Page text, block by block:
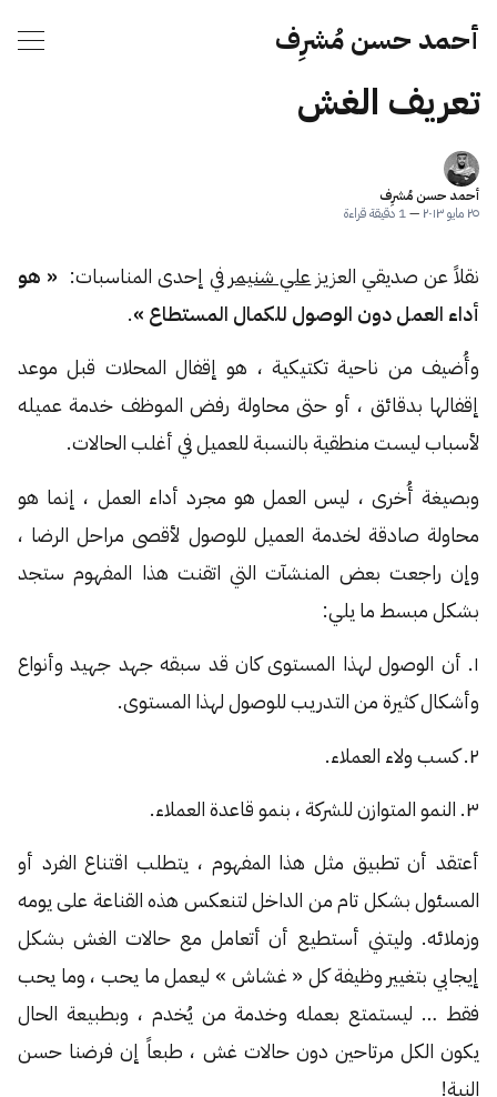
أحمد حسن مُشرِف
تعريف الغش
أحمد حسن مُشرِف
٢٥ مايو ٢٠١٣
—1 دقيقة قراءة
نقلاً عن صديقي العزيز علي شنيمر في إحدى المناسبات: « هو
أداء العمل دون الوصول للكمال المستطاع ».
وأُضيف من ناحية تكتيكية ، هو إقفال المحلات قبل موعد
إقفالها بدقائق ، أو حتى محاولة رفض الموظف خدمة عميله
لأسباب ليست منطقية بالنسبة للعميل في أغلب الحالات.
وبصيغة أُخرى ، ليس العمل هو مجرد أداء العمل ، إنما هو
محاولة صادقة لخدمة العميل للوصول لأقصى مراحل الرضا ،
وإن راجعت بعض المنشآت التي اتقنت هذا المفهوم ستجد
بشكل مبسط ما يلي:
١. أن الوصول لهذا المستوى كان قد سبقه جهد جهيد وأنواع
وأشكال كثيرة من التدريب للوصول لهذا المستوى.
٢. كسب ولاء العملاء.
٣. النمو المتوازن للشركة ، بنمو قاعدة العملاء.
أعتقد أن تطبيق مثل هذا المفهوم ، يتطلب اقتناع الفرد أو
المسئول بشكل تام من الداخل لتنعكس هذه القناعة على يومه
وزملائه. وليتني أستطيع أن أتعامل مع حالات الغش بشكل
إيجابي بتغيير وظيفة كل « غشاش » ليعمل ما يحب ، وما يحب
فقط … ليستمتع بعمله وخدمة من يُخدم ، وبطبيعة الحال
يكون الكل مرتاحين دون حالات غش ، طبعاً إن فرضنا حسن
النية!